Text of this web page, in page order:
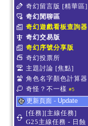
奇幻留言版 [精華區]
奇幻閒聊區
奇幻遊戲看板查詢器
奇幻交易版
奇幻序號分享版
奇幻投票所
主題討論 [焦點]
角色名字顏色計算器
奇怪？不一樣 #5
更新頁面 - Update
[任務][主線任務]
G25主線任務 - 日蝕